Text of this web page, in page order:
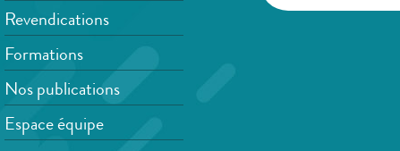
Revendications
Formations
Nos publications
Espace équipe